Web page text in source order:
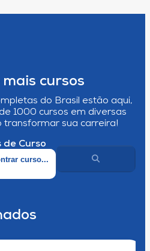
cursos
do Brasil estão aqui,
1000 cursos em diversas
transformar sua carreira!
de Curso